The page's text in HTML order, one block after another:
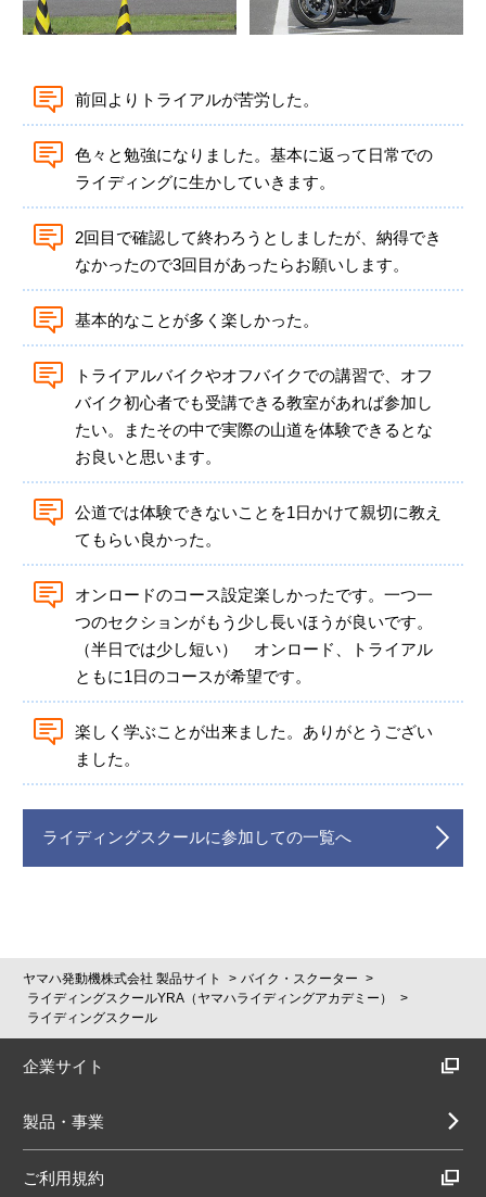
前回よりトライアルが苦労した。
色々と勉強になりました。基本に返って日常での
ライディングに生かしていきます。
2回目で確認して終わろうとしましたが、納得でき
なかったので3回目があったらお願いします。
基本的なことが多く楽しかった。
トライアルバイクやオフバイクでの講習で、オフ
バイク初心者でも受講できる教室があれば参加し
たい。またその中で実際の山道を体験できるとな
お良いと思います。
公道では体験できないことを1日かけて親切に教え
てもらい良かった。
オンロードのコース設定楽しかったです。一つ一
つのセクションがもう少し長いほうが良いです。
（半日では少し短い） オンロード、トライアル
ともに1日のコースが希望です。
楽しく学ぶことが出来ました。ありがとうござい
ました。
ライディングスクールに参加しての一覧へ
ヤマハ発動機株式会社 製品サイト
バイク・スクーター
ライディングスクールYRA（ヤマハライディングアカデミー）
ライディングスクール
企業サイト
製品・事業
ご利用規約